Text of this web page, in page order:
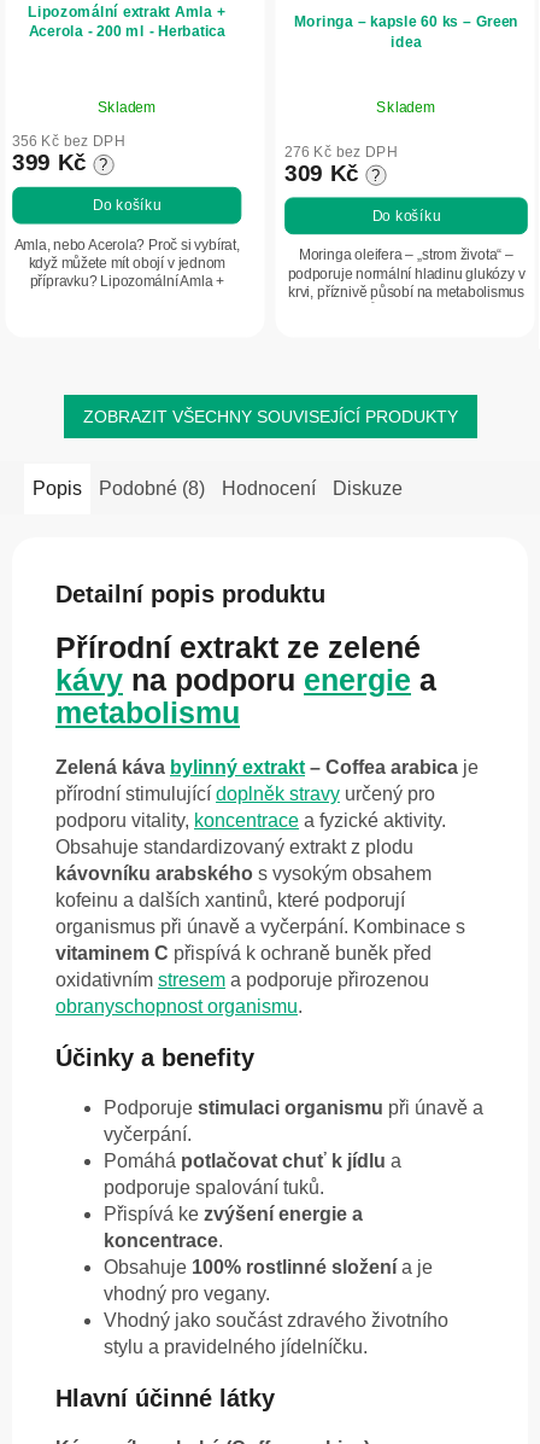
Lipozomální extrakt Amla +
Acerola - 200 ml - Herbatica
hodnocení
produktu
je
4,0
z
5
hvězdiček.
Skladem
356 Kč bez DPH
399 Kč ?
Do košíku
Amla, nebo Acerola? Proč si vybírat,
když můžete mít obojí v jednom
přípravku? Lipozomální Amla +
Moringa – kapsle 60 ks – Green
idea
Skladem
276 Kč bez DPH
309 Kč ?
Do košíku
Moringa oleifera – „strom života“ –
podporuje normální hladinu glukózy v
krvi, příznivě působí na metabolismus
ZOBRAZIT VŠECHNY SOUVISEJÍCÍ PRODUKTY
Popis Podobné (8) Hodnocení Diskuze
Detailní popis produktu
Přírodní extrakt ze zelené
kávy na podporu energie a
metabolismu
Zelená káva bylinný extrakt – Coffea arabica je
přírodní stimulující doplněk stravy určený pro
podporu vitality, koncentrace a fyzické aktivity.
Obsahuje standardizovaný extrakt z plodu
kávovníku arabského s vysokým obsahem
kofeinu a dalších xantinů, které podporují
organismus při únavě a vyčerpání. Kombinace s
vitaminem C přispívá k ochraně buněk před
oxidativním stresem a podporuje přirozenou
obranyschopnost organismu.
Účinky a benefity
Podporuje stimulaci organismu při únavě a
vyčerpání.
Pomáhá potlačovat chuť k jídlu a
podporuje spalování tuků.
Přispívá ke zvýšení energie a
koncentrace.
Obsahuje 100% rostlinné složení a je
vhodný pro vegany.
Vhodný jako součást zdravého životního
stylu a pravidelného jídelníčku.
Hlavní účinné látky